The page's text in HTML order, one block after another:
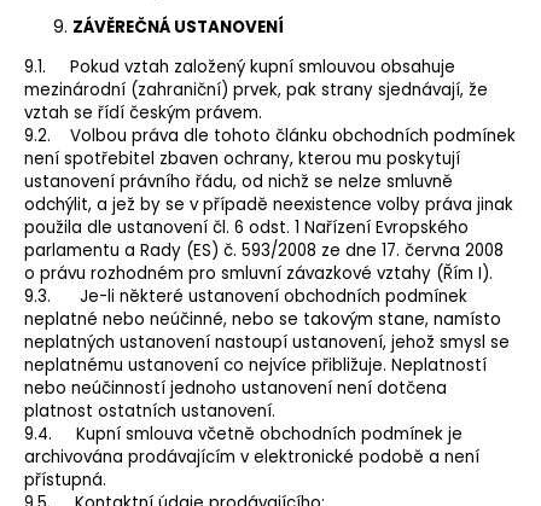
ZÁVĚREČNÁ USTANOVENÍ
9.1. Pokud vztah založený kupní smlouvou obsahuje
mezinárodní (zahraniční) prvek, pak strany sjednávají, že
vztah se řídí českým právem.
9.2. Volbou práva dle tohoto článku obchodních podmínek
není spotřebitel zbaven ochrany, kterou mu poskytují
ustanovení právního řádu, od nichž se nelze smluvně
odchýlit, a jež by se v případě neexistence volby práva jinak
použila dle ustanovení čl. 6 odst. 1 Nařízení Evropského
parlamentu a Rady (ES) č. 593/2008 ze dne 17. června 2008
o právu rozhodném pro smluvní závazkové vztahy (Řím I).
9.3. Je-li některé ustanovení obchodních podmínek
neplatné nebo neúčinné, nebo se takovým stane, namísto
neplatných ustanovení nastoupí ustanovení, jehož smysl se
neplatnému ustanovení co nejvíce přibližuje. Neplatností
nebo neúčinností jednoho ustanovení není dotčena
platnost ostatních ustanovení.
9.4. Kupní smlouva včetně obchodních podmínek je
archivována prodávajícím v elektronické podobě a není
přístupná.